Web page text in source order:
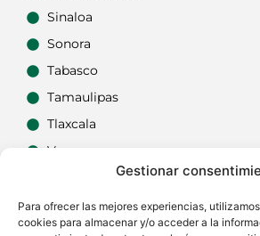
Gestionar
Para ofrecer las mejores experiencias,
cookies para almacenar y/o acceder a la
Sinaloa
Sonora
Tabasco
Tamaulipas
Tlaxcala
Veracruz
Zacatecas